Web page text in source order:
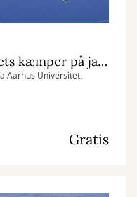
Livestreaming - Med havets kæmper på jagt
Aarhus Universitet.
Gratis